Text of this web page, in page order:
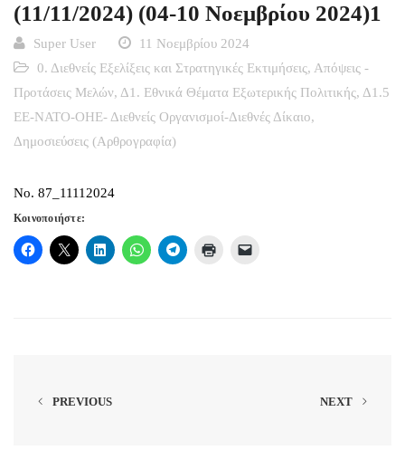
(11/11/2024) (04-10 Νοεμβρίου 2024)1
Super User
11 Νοεμβρίου 2024
0. Διεθνείς Εξελίξεις και Στρατηγικές Εκτιμήσεις, Απόψεις -
Προτάσεις Μελών, Δ1. Εθνικά Θέματα Εξωτερικής Πολιτικής, Δ1.5
ΕΕ-ΝΑΤΟ-ΟΗΕ- Διεθνείς Οργανισμοί-Διεθνές Δίκαιο,
Δημοσιεύσεις (Αρθρογραφία)
No. 87_11112024
Κοινοποιήστε:
PREVIOUS NEXT